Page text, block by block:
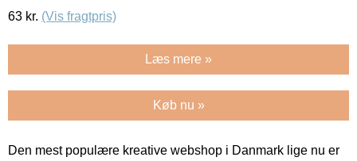
63 kr. (Vis fragtpris)
Læs mere »
Køb nu »
Den mest populære kreative webshop i Danmark lige nu er